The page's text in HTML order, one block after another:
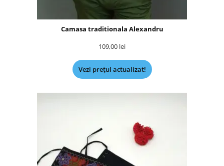
Camasa traditionala Alexandru
109,00 lei
Vezi prețul actualizat!